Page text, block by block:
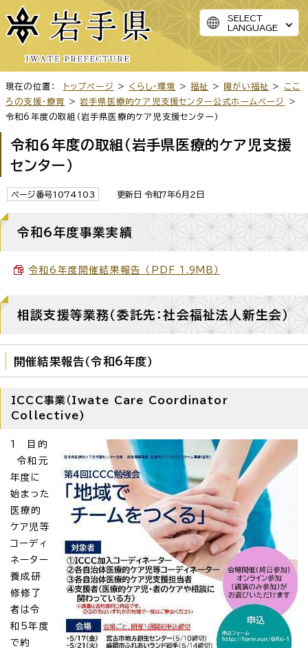
SELECT
LANGUAGE
現在の位置： トップページ > くらし・環境 >福祉 > 障がい福祉 > ここ
ろの支援・療育
>岩手県医療的ケア児支援センター公式ホームページ
>
令和6年度の取組（岩手県医療的ケア児支援センター）
令和6年度の取組（岩手県医療的ケア児支援
センター）
ページ番号1074103 更新日 令和7年6月2日
令和6年度事業実績
令和6年度開催結果報告 （PDF 1.9MB）
相談支援等業務（委託先：社会福祉法人新生会）
開催結果報告（令和6年度）
ICCC事業（Iwate Care Coordinator
Collective)
1 目的
令和元
年度に
始まった
医療的
ケア児等
コーディ
ネーター
養成研
修修了
者は令
和5年度
で約